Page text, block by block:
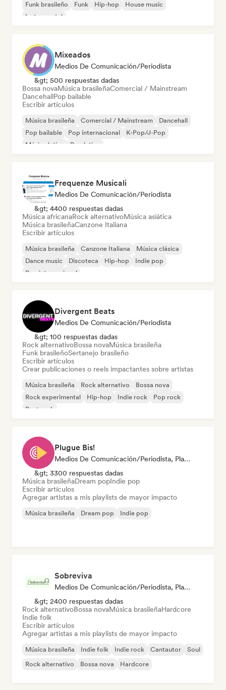
Funk brasileño Funk Hip-hop
House music
Instrumental
Mixeados
Medios De Comunicación/Periodista
&gt; 500 respuestas dadas
Bossa novaMúsica brasileñaComercial / Mainstream
DancehallPop bailable
Escribir artículos
Música brasileña Comercial / Mainstream
Dancehall
Pop bailable
Pop internacional
K-Pop/J-Pop
Música latina
Pop latino
Frequenze Musicali
Medios De Comunicación/Periodista
&gt; 4400 respuestas dadas
Música africanaRock alternativoMúsica asiática
Música brasileñaCanzone Italiana
Escribir artículos
Música brasileña Canzone Italiana
Música clásica
Dance music
Discoteca Hip-hop
Indie pop
Pop internacional
Divergent Beats
Medios De Comunicación/Periodista
&gt; 100 respuestas dadas
Rock alternativoBossa novaMúsica brasileña
Funk brasileñoSertanejo brasileño
Escribir artículos
Crear publicaciones o reels impactantes sobre artistas
Música brasileña Rock alternativo
Bossa nova
Rock experimental
Hip-hop Indie rock
Pop rock
Post rock
Plugue Bis!
Medios De Comunicación/Periodista, Playlist Curator
&gt; 3300 respuestas dadas
Música brasileñaDream popIndie pop
Escribir artículos
Agregar artistas a mis playlists de mayor impacto
Música brasileña Dream pop Indie pop
Sobreviva
Medios De Comunicación/Periodista, Playlist Curator
&gt; 2400 respuestas dadas
Rock alternativoBossa novaMúsica brasileñaHardcore
Indie folk
Escribir artículos
Agregar artistas a mis playlists de mayor impacto
Música brasileña Indie folk Indie rock Cantautor
Soul
Rock alternativo
Bossa nova Hardcore